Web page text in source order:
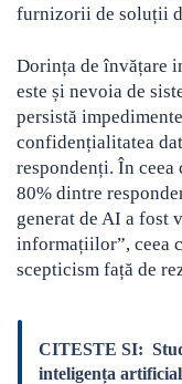
furnizorii de soluții
Dorința de învățare
este și nevoia de
persistă
confidențialitatea
respondenți. În
80% dintre
generat de AI a fost
informațiilor”, ceea
scepticism față de
CITESTE SI:
inteligența